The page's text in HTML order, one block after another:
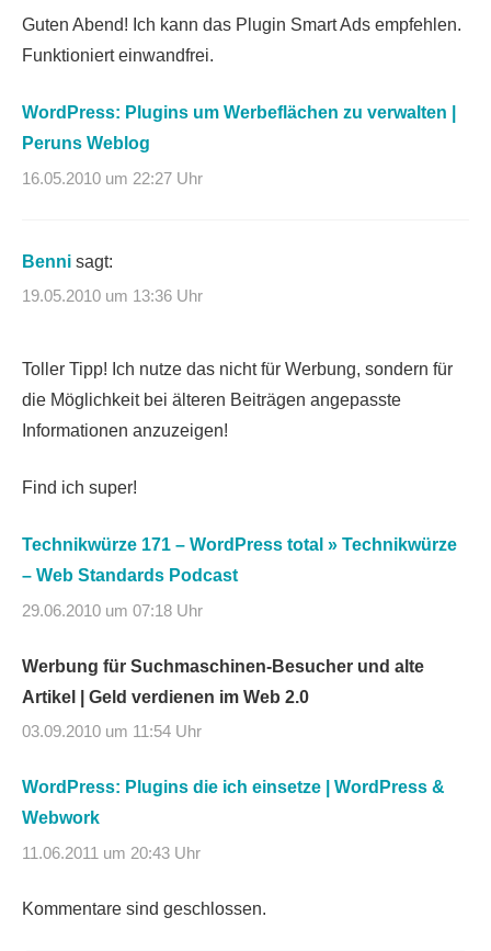
Guten Abend! Ich kann das Plugin Smart Ads empfehlen.
Funktioniert einwandfrei.
WordPress: Plugins um Werbeflächen zu verwalten |
Peruns Weblog
16.05.2010 um 22:27 Uhr
Benni sagt:
19.05.2010 um 13:36 Uhr
Toller Tipp! Ich nutze das nicht für Werbung, sondern für
die Möglichkeit bei älteren Beiträgen angepasste
Informationen anzuzeigen!
Find ich super!
Technikwürze 171 – WordPress total » Technikwürze
– Web Standards Podcast
29.06.2010 um 07:18 Uhr
Werbung für Suchmaschinen-Besucher und alte
Artikel | Geld verdienen im Web 2.0
03.09.2010 um 11:54 Uhr
WordPress: Plugins die ich einsetze | WordPress &
Webwork
11.06.2011 um 20:43 Uhr
Kommentare sind geschlossen.